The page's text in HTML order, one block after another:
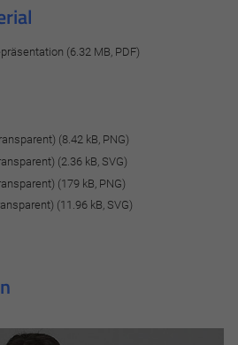
(6.32 MB, PDF)
(8.42 kB, PNG)
(2.36 kB, SVG)
(179 kB, PNG)
(11.96 kB, SVG)